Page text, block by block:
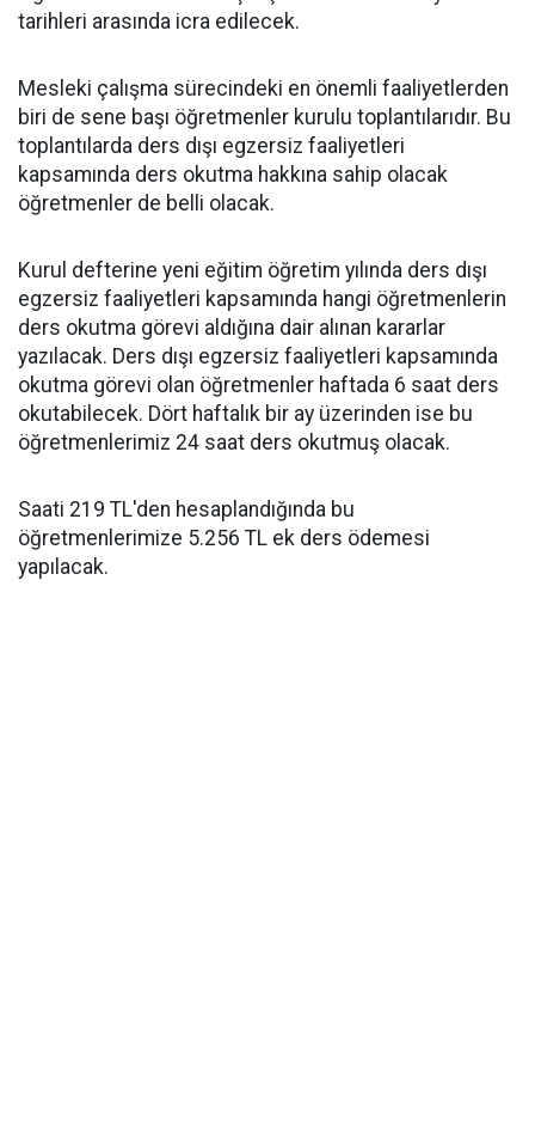
tarihleri arasında icra edilecek.
Mesleki çalışma sürecindeki en önemli faaliyetlerden
biri de sene başı öğretmenler kurulu toplantılarıdır. Bu
toplantılarda ders dışı egzersiz faaliyetleri
kapsamında ders okutma hakkına sahip olacak
öğretmenler de belli olacak.
Kurul defterine yeni eğitim öğretim yılında ders dışı
egzersiz faaliyetleri kapsamında hangi öğretmenlerin
ders okutma görevi aldığına dair alınan kararlar
yazılacak. Ders dışı egzersiz faaliyetleri kapsamında
okutma görevi olan öğretmenler haftada 6 saat ders
okutabilecek. Dört haftalık bir ay üzerinden ise bu
öğretmenlerimiz 24 saat ders okutmuş olacak.
Saati 219 TL'den hesaplandığında bu
öğretmenlerimize 5.256 TL ek ders ödemesi
yapılacak.